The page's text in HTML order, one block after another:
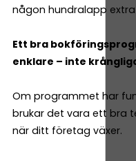
någon hundralapp
Ett bra
enklare – inte
Om programmet har
brukar det vara ett bra
när ditt företag växer.